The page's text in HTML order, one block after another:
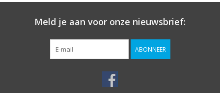
Meld je aan voor onze nieuwsbrief:
ABONNEER